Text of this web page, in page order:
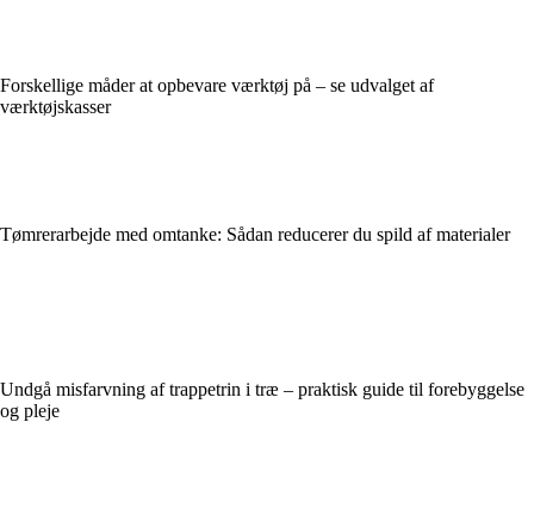
Forskellige måder at opbevare værktøj på – se udvalget af
værktøjskasser
Tømrerarbejde med omtanke: Sådan reducerer du spild af materialer
Undgå misfarvning af trappetrin i træ – praktisk guide til forebyggelse
og pleje